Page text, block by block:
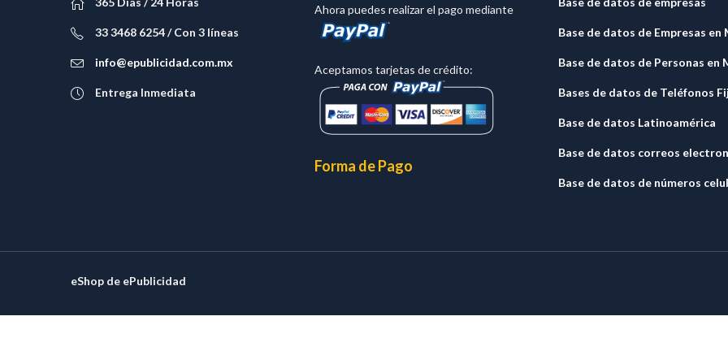
33 3468 6254 / Con 3 líneas
info@epublicidad.com.mx
Entrega Inmediata
Ahora puedes realizar el pago mediante
Aceptamos tarjetas de crédito:
Forma de Pago
Base de datos de Empresas en
Base de datos de Personas en
Bases de datos de Teléfonos
Base de datos Latinoamérica
Base de datos correos
Base de datos de números
eShop de ePublicidad